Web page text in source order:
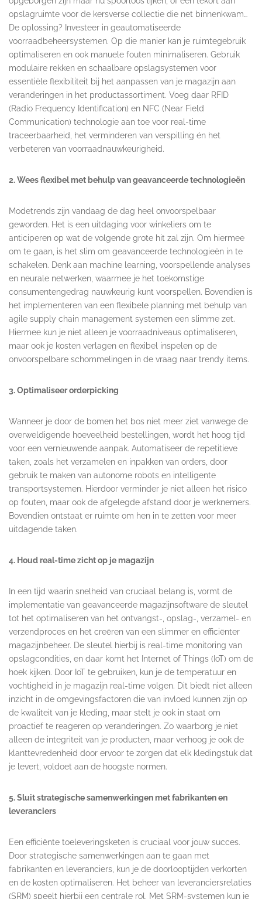
opslagruimte voor de kersverse collectie die net binnenkwam…
De oplossing? Investeer in geautomatiseerde
voorraadbeheersystemen. Op die manier kan je ruimtegebruik
optimaliseren en ook manuele fouten minimaliseren. Gebruik
modulaire rekken en schaalbare opslagsystemen voor
essentiële flexibiliteit bij het aanpassen van je magazijn aan
veranderingen in het productassortiment. Voeg daar RFID
(Radio Frequency Identification) en NFC (Near Field
Communication) technologie aan toe voor real-time
traceerbaarheid, het verminderen van verspilling én het
verbeteren van voorraadnauwkeurigheid.
2. Wees flexibel met behulp van geavanceerde technologieën
Modetrends zijn vandaag de dag heel onvoorspelbaar
geworden. Het is een uitdaging voor winkeliers om te
anticiperen op wat de volgende grote hit zal zijn. Om hiermee
om te gaan, is het slim om geavanceerde technologieën in te
schakelen. Denk aan machine learning, voorspellende analyses
en neurale netwerken, waarmee je het toekomstige
consumentengedrag nauwkeurig kunt voorspellen. Bovendien is
het implementeren van een flexibele planning met behulp van
agile supply chain management systemen een slimme zet.
Hiermee kun je niet alleen je voorraadniveaus optimaliseren,
maar ook je kosten verlagen en flexibel inspelen op de
onvoorspelbare schommelingen in de vraag naar trendy items.
3. Optimaliseer orderpicking
Wanneer je door de bomen het bos niet meer ziet vanwege de
overweldigende hoeveelheid bestellingen, wordt het hoog tijd
voor een vernieuwende aanpak. Automatiseer de repetitieve
taken, zoals het verzamelen en inpakken van orders, door
gebruik te maken van autonome robots en intelligente
transportsystemen. Hierdoor verminder je niet alleen het risico
op fouten, maar ook de afgelegde afstand door je werknemers.
Bovendien ontstaat er ruimte om hen in te zetten voor meer
uitdagende taken.
4. Houd real-time zicht op je magazijn
In een tijd waarin snelheid van cruciaal belang is, vormt de
implementatie van geavanceerde magazijnsoftware de sleutel
tot het optimaliseren van het ontvangst-, opslag-, verzamel- en
verzendproces en het creëren van een slimmer en efficiënter
magazijnbeheer. De sleutel hierbij is real-time monitoring van
opslagcondities, en daar komt het Internet of Things (IoT) om de
hoek kijken. Door IoT te gebruiken, kun je de temperatuur en
vochtigheid in je magazijn real-time volgen. Dit biedt niet alleen
inzicht in de omgevingsfactoren die van invloed kunnen zijn op
de kwaliteit van je kleding, maar stelt je ook in staat om
proactief te reageren op veranderingen. Zo waarborg je niet
alleen de integriteit van je producten, maar verhoog je ook de
klanttevredenheid door ervoor te zorgen dat elk kledingstuk dat
je levert, voldoet aan de hoogste normen.
5. Sluit strategische samenwerkingen met fabrikanten en
leveranciers
Een efficiënte toeleveringsketen is cruciaal voor jouw succes.
Door strategische samenwerkingen aan te gaan met
fabrikanten en leveranciers, kun je de doorlooptijden verkorten
en de kosten optimaliseren. Het beheer van leveranciersrelaties
(SRM) speelt hierbij een centrale rol. Met SRM-systemen kun je